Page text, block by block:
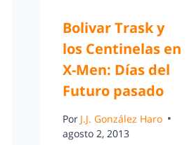
Bolivar Trask y
los Centinelas en
X-Men: Días del
Futuro pasado
Por J.J. González Haro
agosto 2, 2013